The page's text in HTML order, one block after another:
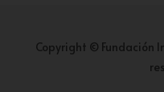
Copyright © Fundación